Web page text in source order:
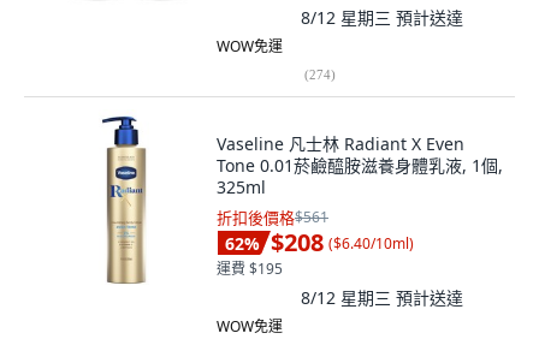
8/12 星期三 預計送達
WOW免運
(274)
Vaseline 凡士林 Radiant X Even
Tone 0.01菸鹼醯胺滋養身體乳液, 1個,
325ml
折扣後價格$561
62% $208 ($6.40/10ml)
運費 $195
8/12 星期三 預計送達
WOW免運